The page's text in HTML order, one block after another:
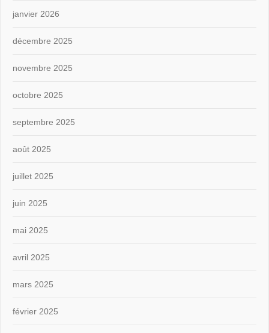
janvier 2026
décembre 2025
novembre 2025
octobre 2025
septembre 2025
août 2025
juillet 2025
juin 2025
mai 2025
avril 2025
mars 2025
février 2025